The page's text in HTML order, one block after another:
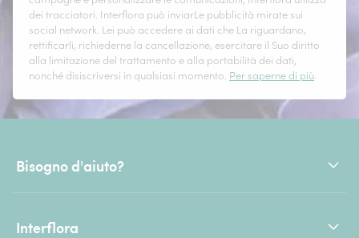
dei tracciatori. Interflora può inviarLe pubblicità mirate sui
social network. Lei può accedere ai dati che La riguardano,
rettificarli, richiederne la cancellazione, esercitare il Suo diritto
alla limitazione del trattamento e alla portabilità dei dati,
nonché disiscriversi in qualsiasi momento. Per saperne di più.
Bisogno d'aiuto?
Interflora